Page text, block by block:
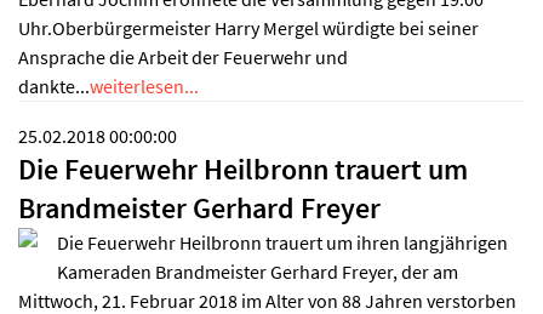
Uhr.Oberbürgermeister Harry Mergel würdigte bei seiner
Ansprache die Arbeit der Feuerwehr und
dankte...weiterlesen...
25.02.2018 00:00:00
Die Feuerwehr Heilbronn trauert um
Brandmeister Gerhard Freyer
Die Feuerwehr Heilbronn trauert um ihren langjährigen
Kameraden Brandmeister Gerhard Freyer, der am
Mittwoch, 21. Februar 2018 im Alter von 88 Jahren verstorben